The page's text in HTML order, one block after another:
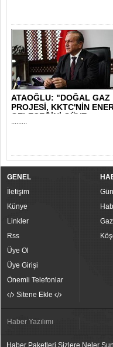
ATAOĞLU: "DOĞAL GAZ
PROJESİ, KKTC'NİN
GELECEĞİNİ GÜVE..
.........
GENEL
İletişim
Künye
Linkler
Rss
Üye Ol
Üye Girişi
Önemli Telefonlar
Sitene Ekle
Haber Yazılımı
Haber Paketleri Sizlere Neler